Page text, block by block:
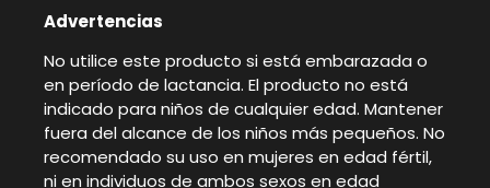
Advertencias
No utilice este producto si está embarazada o
en período de lactancia. El producto no está
indicado para niños de cualquier edad. Mantener
fuera del alcance de los niños más pequeños. No
recomendado su uso en mujeres en edad fértil,
ni en individuos de ambos sexos en edad